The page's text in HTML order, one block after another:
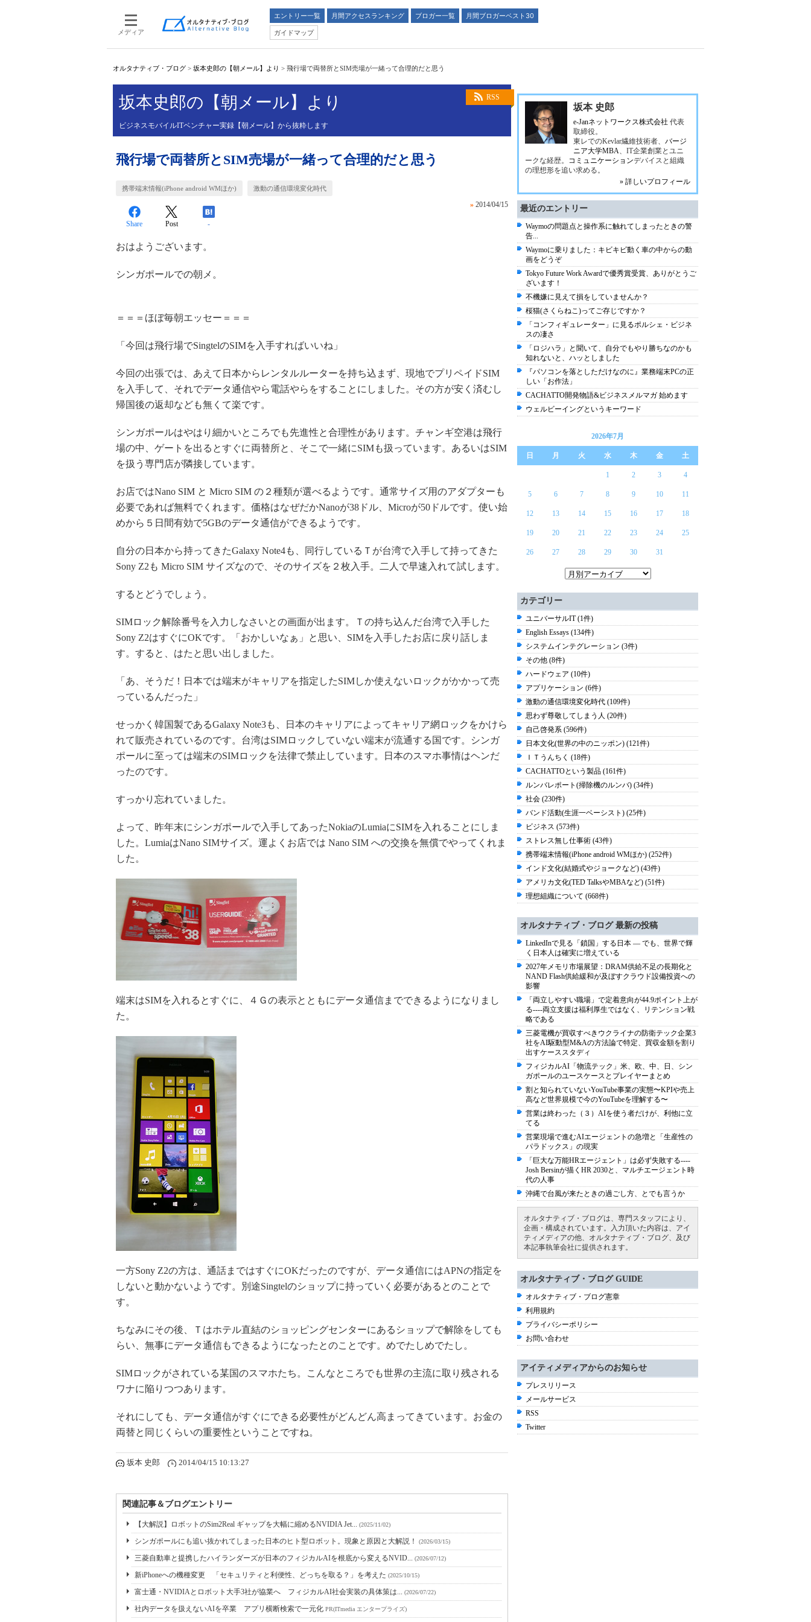
メディア
エントリー一覧 月間アクセスランキング ブロガー一覧
月間ブロガーベスト30
ガイドマップ
オルタナティブ・ブログ > 坂本史郎の【朝メール】より > 飛行場で両替所とSIM売場が一緒って合理的だと思う
RSS
坂本史郎の【朝メール】より
ビジネスモバイルITベンチャー実録【朝メール】から抜粋します
飛行場で両替所とSIM売場が一緒って合理的だと思う
携帯端末情報(iPhone android WMほか) 激動の通信環境変化時代
» 2014/04/15
Share Post -
おはようございます。
シンガポールでの朝メ。
＝＝＝ほぼ毎朝エッセー＝＝＝
「今回は飛行場でSingtelのSIMを入手すればいいね」
今回の出張では、あえて日本からレンタルルーターを持ち込まず、現地でプリペイドSIM
を入手して、それでデータ通信やら電話やらをすることにしました。その方が安く済むし
帰国後の返却なども無くて楽です。
シンガポールはやはり細かいところでも先進性と合理性があります。チャンギ空港は飛行
場の中、ゲートを出るとすぐに両替所と、そこで一緒にSIMも扱っています。あるいはSIM
を扱う専門店が隣接しています。
お店ではNano SIM と Micro SIM の２種類が選べるようです。通常サイズ用のアダプターも
必要であれば無料でくれます。価格はなぜだかNanoが38ドル、Microが50ドルです。使い始
めから５日間有効で5GBのデータ通信ができるようです。
自分の日本から持ってきたGalaxy Note4も、同行しているＴが台湾で入手して持ってきた
Sony Z2も Micro SIM サイズなので、そのサイズを２枚入手。二人で早速入れて試します。
するとどうでしょう。
SIMロック解除番号を入力しなさいとの画面が出ます。Ｔの持ち込んだ台湾で入手した
Sony Z2はすぐにOKです。「おかしいなぁ」と思い、SIMを入手したお店に戻り話しま
す。すると、はたと思い出しました。
「あ、そうだ！日本では端末がキャリアを指定したSIMしか使えないロックがかかって売
っているんだった」
せっかく韓国製であるGalaxy Note3も、日本のキャリアによってキャリア網ロックをかけら
れて販売されているのです。台湾はSIMロックしていない端末が流通する国です。シンガ
ポールに至っては端末のSIMロックを法律で禁止しています。日本のスマホ事情はヘンだ
ったのです。
すっかり忘れていました。
よって、昨年末にシンガポールで入手してあったNokiaのLumiaにSIMを入れることにしま
した。LumiaはNano SIMサイズ。運よくお店では Nano SIM への交換を無償でやってくれま
した。
端末はSIMを入れるとすぐに、４Ｇの表示とともにデータ通信までできるようになりまし
た。
一方Sony Z2の方は、通話まではすぐにOKだったのですが、データ通信にはAPNの指定を
しないと動かないようです。別途Singtelのショップに持っていく必要があるとのことで
す。
ちなみにその後、Ｔはホテル直結のショッピングセンターにあるショップで解除をしても
らい、無事にデータ通信もできるようになったとのことです。めでたしめでたし。
SIMロックがされている某国のスマホたち。こんなところでも世界の主流に取り残される
ワナに陥りつつあります。
それにしても、データ通信がすぐにできる必要性がどんどん高まってきています。お金の
両替と同じくらいの重要性ということですね。
坂本 史郎 2014/04/15 10:13:27
関連記事＆ブログエントリー
【大解説】ロボットのSim2Real ギャップを大幅に縮めるNVIDIA Jet... (2025/11/02)
シンガポールにも追い抜かれてしまった日本のヒト型ロボット。現象と原因と大解説！ (2026/03/15)
三菱自動車と提携したハイランダーズが日本のフィジカルAIを根底から変えるNVID... (2026/07/12)
新iPhoneへの機種変更 「セキュリティと利便性、どっちを取る？」を考えた (2025/10/15)
富士通・NVIDIAとロボット大手3社が協業へ フィジカルAI社会実装の具体策は... (2026/07/22)
社内データを扱えないAIを卒業 アプリ横断検索で一元化 PR(ITmedia エンタープライズ)
坂本 史郎
e-Janネットワークス株式会社 代表
取締役。
東レでのKevlar繊維技術者、 バージ
ニア大学MBA、IT企業創業とユニ
ークな経歴。 コミュニケーションデバイスと組織
の理想形を追い求める。
» 詳しいプロフィール
最近のエントリー
Waymoの問題点と操作系に触れてしまったときの警
告...
Waymoに乗りました：キビキビ動く車の中からの動
画をどうぞ
Tokyo Future Work Awardで優秀賞受賞、ありがとうご
ざいます！
不機嫌に見えて損をしていませんか？
桜猫(さくらねこ)ってご存じですか？
「コンフィギュレーター」に見るポルシェ・ビジネ
スの凄さ
「ロジハラ」と聞いて、自分でもやり勝ちなのかも
知れないと、ハッとしました
『パソコンを落としただけなのに』業務端末PCの正
しい「お作法」
CACHATTO開発物語&ビジネスメルマガ 始めます
ウェルビーイングというキーワード
2026年7月
日 月 火 水 木 金 土
1 2 3 4
5 6 7 8 9 10 11
12 13 14 15 16 17 18
19 20 21 22 23 24 25
26 27 28 29 30 31
カテゴリー
ユニバーサルIT (1件)
English Essays (134件)
システムインテグレーション (3件)
その他 (8件)
ハードウェア (10件)
アプリケーション (6件)
激動の通信環境変化時代 (109件)
思わず尊敬してしまう人 (20件)
自己啓発系 (596件)
日本文化(世界の中のニッポン) (121件)
ＩＴうんちく (18件)
CACHATTOという製品 (161件)
ルンバレポート(掃除機のルンバ) (34件)
社会 (230件)
バンド活動(生涯一ベーシスト) (25件)
ビジネス (573件)
ストレス無し仕事術 (43件)
携帯端末情報(iPhone android WMほか) (252件)
インド文化(結婚式やジョークなど) (43件)
アメリカ文化(TED TalksやMBAなど) (51件)
理想組織について (668件)
オルタナティブ・ブログ 最新の投稿
LinkedInで見る「鎖国」する日本 ― でも、世界で輝
く日本人は確実に増えている
2027年メモリ市場展望：DRAM供給不足の長期化と
NAND Flash供給緩和が及ぼすクラウド設備投資への
影響
「両立しやすい職場」で定着意向が44.9ポイント上が
る----両立支援は福利厚生ではなく、リテンション戦
略である
三菱電機が買収すべきウクライナの防衛テック企業3
社をAI駆動型M&Aの方法論で特定、買収金額を割り
出すケーススタディ
フィジカルAI「物流テック」米、欧、中、日、シン
ガポールのユースケースとプレイヤーまとめ
割と知られていないYouTube事業の実態〜KPIや売上
高など世界規模で今のYouTubeを理解する〜
営業は終わった（３）AIを使う者だけが、利他に立
てる
営業現場で進むAIエージェントの急増と「生産性の
パラドックス」の現実
「巨大な万能HRエージェント」は必ず失敗する----
Josh Bersinが描くHR 2030と、マルチエージェント時
代の人事
沖縄で台風が来たときの過ごし方、とでも言うか
オルタナティブ・ブログは、専門スタッフにより、
企画・構成されています。入力頂いた内容は、アイ
ティメディアの他、オルタナティブ・ブログ、及び
本記事執筆会社に提供されます。
オルタナティブ・ブログ GUIDE
オルタナティブ・ブログ憲章
利用規約
プライバシーポリシー
お問い合わせ
アイティメディアからのお知らせ
プレスリリース
メールサービス
RSS
Twitter